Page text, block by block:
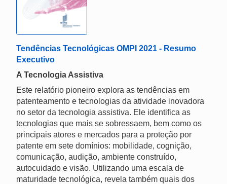
Tendências Tecnológicas OMPI 2021 - Resumo
Executivo
A Tecnologia Assistiva
Este relatório pioneiro explora as tendências em
patenteamento e tecnologias da atividade inovadora
no setor da tecnologia assistiva. Ele identifica as
tecnologias que mais se sobressaem, bem como os
principais atores e mercados para a proteção por
patente em sete domínios: mobilidade, cognição,
comunicação, audição, ambiente construído,
autocuidado e visão. Utilizando uma escala de
maturidade tecnológica, revela também quais dos